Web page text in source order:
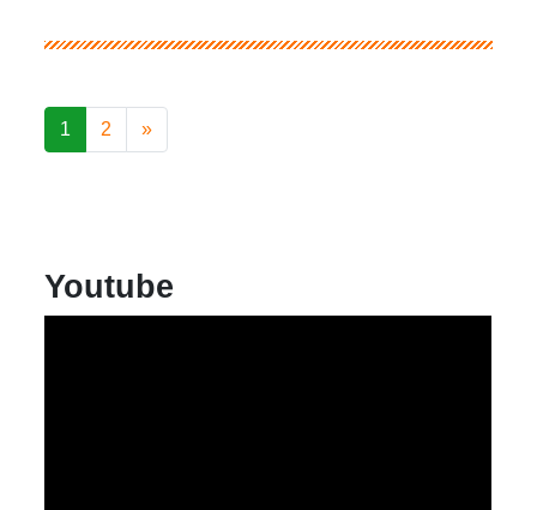
投
稿
ョ
ン
1 2 »
Youtube